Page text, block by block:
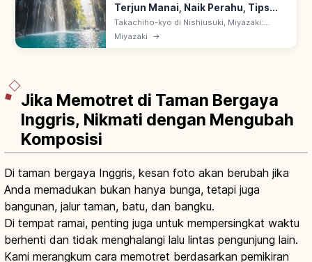
Terjun Manai, Naik Perahu, Tips
Berkunjung
Takachiho-kyo di Nishiusuki, Miyazaki:
ngarai dari aliran piroklastik Gunung Aso
dengan kekar kolom (chujo setsuri). Naik
Miyazaki →
Jika Memotret di Taman Bergaya
Inggris, Nikmati dengan Mengubah
Komposisi
Di taman bergaya Inggris, kesan foto akan berubah jika
Anda memadukan bukan hanya bunga, tetapi juga
bangunan, jalur taman, batu, dan bangku.
Di tempat ramai, penting juga untuk mempersingkat waktu
berhenti dan tidak menghalangi lalu lintas pengunjung lain.
Kami merangkum cara memotret berdasarkan pemikiran